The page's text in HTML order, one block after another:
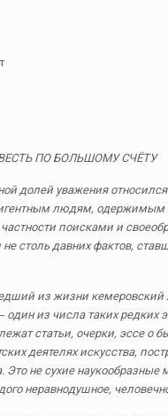
ПО БОЛЬШОМУ СЧЁТУ
долей уважения
людям, одержимым
поисками и
столь давних фактов,
из жизни кемеровский
из числа таких редких
статьи, очерки, эссе о
деятелях искусства,
Это не сухие наукообразные
неравнодушное,